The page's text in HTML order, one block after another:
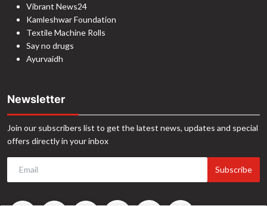
Vibrant News24
Kamleshwar Foundation
Textile Machine Rolls
Say no drugs
Ayurvaidh
Newsletter
Join our subscribers list to get the latest news, updates and special
offers directly in your inbox
Subscribe